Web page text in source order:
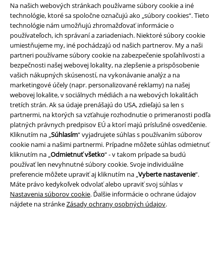
Na našich webových stránkach používame súbory cookie a iné
technológie, ktoré sa spoločne označujú ako „súbory cookies“. Tieto
technológie nám umožňujú zhromažďovať informácie o
používateľoch, ich správaní a zariadeniach. Niektoré súbory cookie
umiestňujeme my, iné pochádzajú od našich partnerov. My a naši
partneri používame súbory cookie na zabezpečenie spoľahlivosti a
bezpečnosti našej webovej lokality, na zlepšenie a prispôsobenie
vašich nákupných skúseností, na vykonávanie analýz a na
marketingové účely (napr. personalizované reklamy) na našej
webovej lokalite, v sociálnych médiách a na webových lokalitách
tretích strán. Ak sa údaje prenášajú do USA, zdieľajú sa len s
partnermi, na ktorých sa vzťahuje rozhodnutie o primeranosti podľa
platných právnych predpisov EÚ a ktorí majú príslušné osvedčenie.
Kliknutím na „Súhlasím“ vyjadrujete súhlas s používaním súborov
cookie nami a našimi partnermi. Prípadne môžete súhlas odmietnuť
kliknutím na „Odmietnuť všetko“ - v takom prípade sa budú
používať len nevyhnutné súbory cookie. Svoje individuálne
preferencie môžete upraviť aj kliknutím na „Vyberte nastavenie“.
Máte právo kedykoľvek odvolať alebo upraviť svoj súhlas v
Nastavenia súborov cookie. Ďalšie informácie o ochrane údajov
nájdete na stránkeZásady ochrany osobných údajov.
Právne informácie
Podmienky
Imprint
Ochrana osobných údajov
Likvidácia odpadu a ochrana životného prostredia
Vyhlásenie o zhode
Informácie o prístupnosti